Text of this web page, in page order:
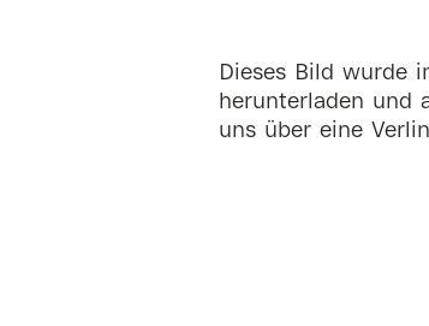
Dieses Bild wurde
herunterladen und
uns über eine